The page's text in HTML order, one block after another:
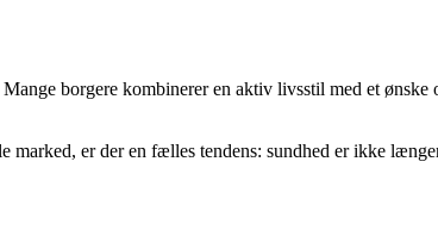
borgere kombinerer en aktiv livsstil med et
er der en fælles tendens: sundhed er ikke